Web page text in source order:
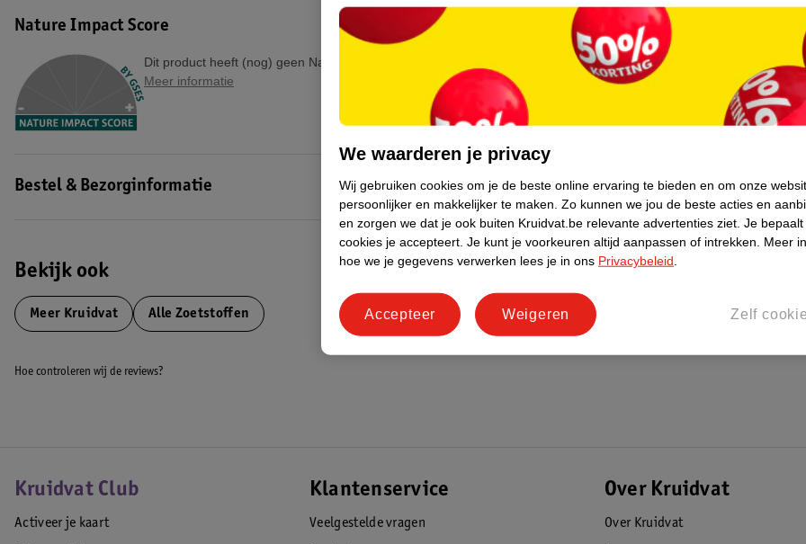
Nature Impact Score
Dit product heeft (nog) geen Nature Impact Score.
Meer informatie
Bestel & Bezorginformatie
Bekijk ook
Meer Kruidvat Alle Zoetstoffen
Hoe controleren wij de reviews?
Kruidvat Club
Activeer je kaart
Klantenservice
Veelgestelde vragen
Over Kruidvat
Over Kruidvat
We waarderen je privacy
Wij gebruiken cookies om je de beste online ervaring te bieden en om onze
persoonlijker en makkelijker te maken. Zo kunnen we jou de beste acties en
en zorgen we dat je ook buiten Kruidvat.be relevante advertenties ziet. Je
cookies je accepteert. Je kunt je voorkeuren altijd aanpassen of intrekken.
Meer
hoe we je gegevens verwerken lees je in ons Privacybeleid
Zelf
Weigeren
Accepteer